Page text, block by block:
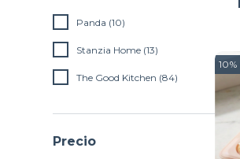
Panda (10)
Stanzia Home (13)
The Good Kitchen (84)
Precio
10%